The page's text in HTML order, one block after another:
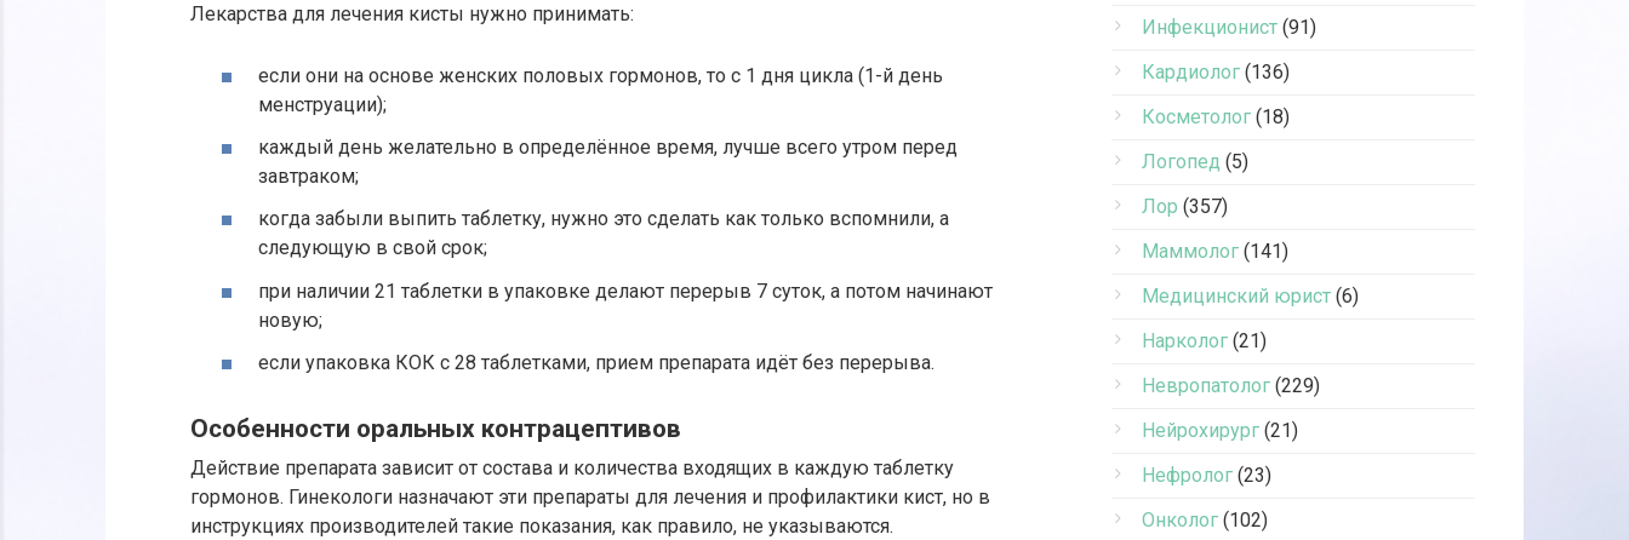
Лекарства для лечения кисты нужно принимать:
если они на основе женских половых гормонов, то с 1 дня цикла (1-й день
менструации);
каждый день желательно в определённое время, лучше всего утром перед
завтраком;
когда забыли выпить таблетку, нужно это сделать как только вспомнили, а
следующую в свой срок;
при наличии 21 таблетки в упаковке делают перерыв 7 суток, а потом начинают
новую;
если упаковка КОК с 28 таблетками, прием препарата идёт без перерыва.
Особенности оральных контрацептивов
Действие препарата зависит от состава и количества входящих в каждую таблетку
гормонов. Гинекологи назначают эти препараты для лечения и профилактики кист, но в
инструкциях производителей такие показания, как правило, не указываются.
Инфекционист (91)
Кардиолог (136)
Косметолог (18)
Логопед (5)
Лор (357)
Маммолог (141)
Медицинский юрист (6)
Нарколог (21)
Невропатолог (229)
Нейрохирург (21)
Нефролог (23)
Онколог (102)